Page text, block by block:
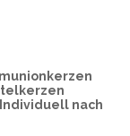
nach